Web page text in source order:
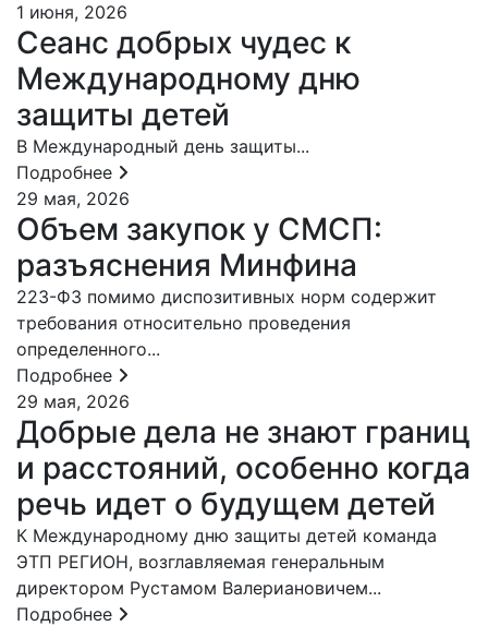
1 июня, 2026
Сеанс добрых чудес к
Международному дню
защиты детей
В Международный день защиты...
Подробнее
29 мая, 2026
Объем закупок у СМСП:
разъяснения Минфина
223-ФЗ помимо диспозитивных норм содержит
требования относительно проведения
определенного...
Подробнее
29 мая, 2026
Добрые дела не знают границ
и расстояний, особенно когда
речь идет о будущем детей
К Международному дню защиты детей команда
ЭТП РЕГИОН, возглавляемая генеральным
директором Рустамом Валериановичем...
Подробнее